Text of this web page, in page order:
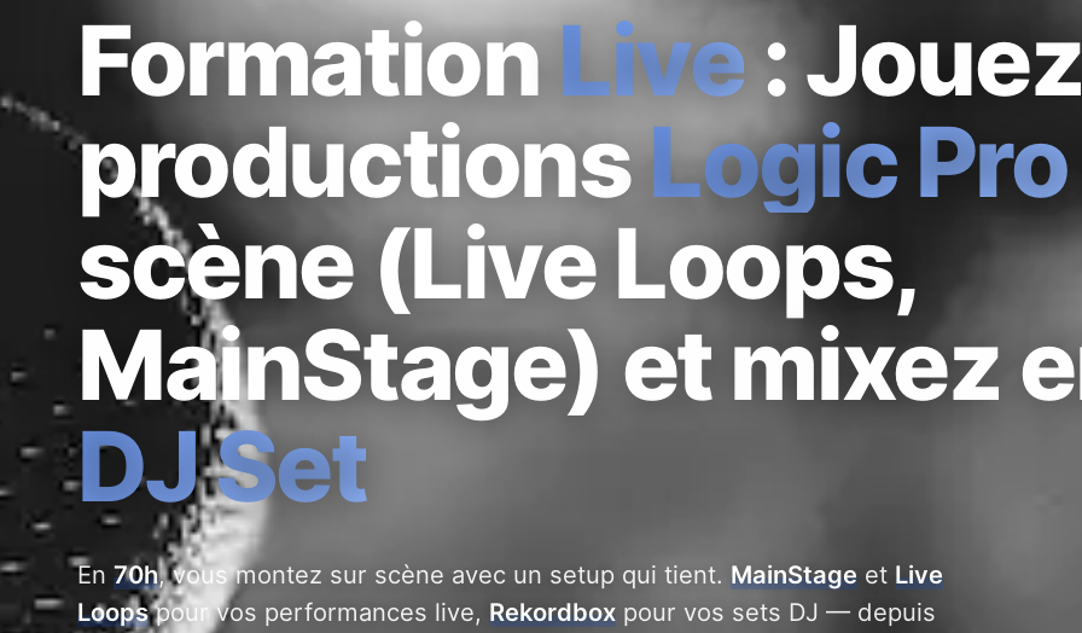
FormationLive:
productionsLogic Pro
scène (Live Loops,
MainStage) et mixez
DJ Set
En 70h, vous montez sur scène avec un setup qui tient. MainStage et Live
Loopspour vos performances live, Rekordbox pour vos sets DJ — depuis